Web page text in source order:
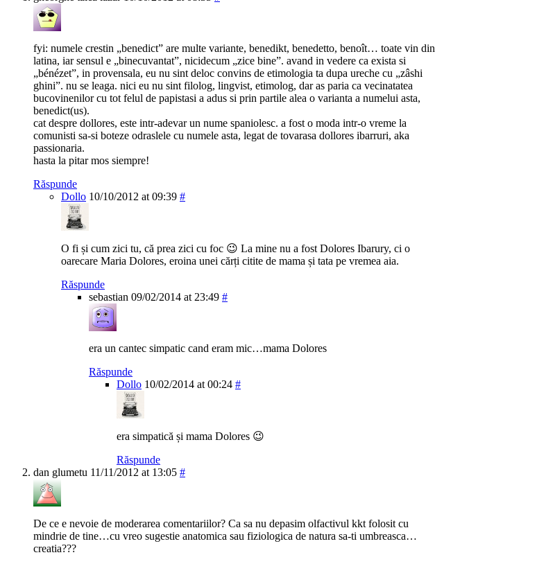
fyi: numele crestin „benedict” are multe variante, benedikt, benedetto, benoît… toate vin din
latina, iar sensul e „binecuvantat”, nicidecum „zice bine”. avand in vedere ca exista si
„bénézet”, in provensala, eu nu sint deloc convins de etimologia ta dupa ureche cu „zâshi
ghini”. nu se leaga. nici eu nu sint filolog, lingvist, etimolog, dar as paria ca vecinatatea
bucovinenilor cu tot felul de papistasi a adus si prin partile alea o varianta a numelui asta,
benedict(us).
cat despre dollores, este intr-adevar un nume spaniolesc. a fost o moda intr-o vreme la
comunisti sa-si boteze odraslele cu numele asta, legat de tovarasa dollores ibarruri, aka
passionaria.
hasta la pitar mos siempre!
Răspunde
Dollo 10/10/2012 at 09:39 #
O fi și cum zici tu, că prea zici cu foc 😉 La mine nu a fost Dolores Ibarury, ci o
oarecare Maria Dolores, eroina unei cărți citite de mama și tata pe vremea aia.
Răspunde
sebastian 09/02/2014 at 23:49 #
era un cantec simpatic cand eram mic…mama Dolores
Răspunde
Dollo 10/02/2014 at 00:24 #
era simpatică și mama Dolores 😉
Răspunde
dan glumetu 11/11/2012 at 13:05 #
De ce e nevoie de moderarea comentariilor? Ca sa nu depasim olfactivul kkt folosit cu
mindrie de tine…cu vreo sugestie anatomica sau fiziologica de natura sa-ti umbreasca…
creatia???